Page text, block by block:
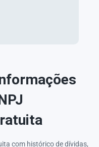
com histórico de dívidas,